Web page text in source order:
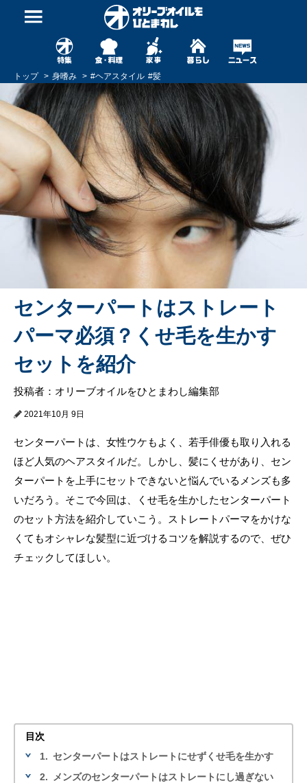
トップ 身嗜み #ヘアスタイル #髪
センターパートはストレート
パーマ必須？くせ毛を生かす
セットを紹介
投稿者：オリーブオイルをひとまわし編集部
2021年10月 9日
センターパートは、女性ウケもよく、若手俳優も取り入れる
ほど人気のヘアスタイルだ。しかし、髪にくせがあり、セン
ターパートを上手にセットできないと悩んでいるメンズも多
いだろう。そこで今回は、くせ毛を生かしたセンターパート
のセット方法を紹介していこう。ストレートパーマをかけな
くてもオシャレな髪型に近づけるコツを解説するので、ぜひ
チェックしてほしい。
目次
1. センターパートはストレートにせずくせ毛を生かす
2.
メンズのセンターパートはストレートにし過ぎない